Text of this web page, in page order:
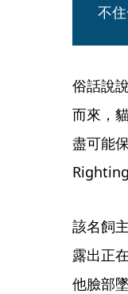
不
俗話說
而來，
盡可能
該名飼
露出正
他臉部